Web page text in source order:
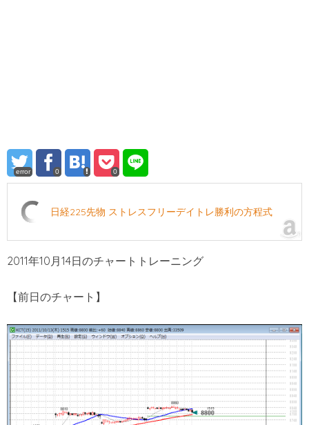
error 0 0
日経225先物 ストレスフリーデイトレ勝利の方程式
2011年10月14日のチャートトレーニング
【前日のチャート】